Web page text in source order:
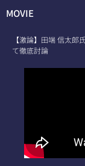
MOVIE
【激論】田端 信太
て徹底討論